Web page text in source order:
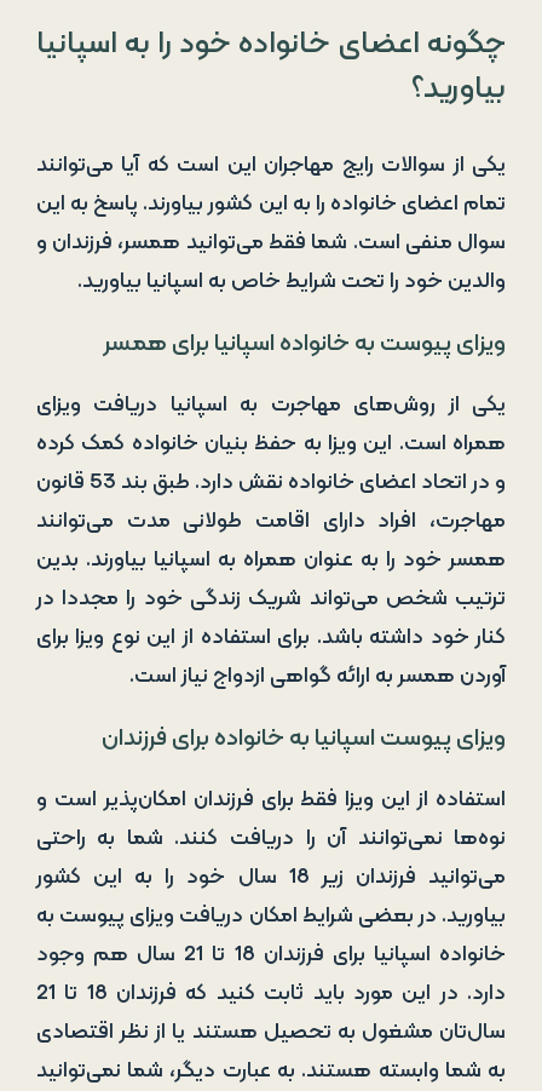
چگونه اعضای خانواده خود را به اسپانیا
بیاورید؟
یکی از سوالات رایج مهاجران این است که آیا می‌توانند
تمام اعضای خانواده را به این کشور بیاورند. پاسخ به این
سوال منفی است. شما فقط می‌توانید همسر، فرزندان و
والدین خود را تحت شرایط خاص به اسپانیا بیاورید.
ویزای پیوست به خانواده اسپانیا برای همسر
یکی از روش‌های مهاجرت به اسپانیا دریافت ویزای
همراه است. این ویزا به حفظ بنیان خانواده کمک کرده
و در اتحاد اعضای خانواده نقش دارد. طبق بند 53 قانون
مهاجرت، افراد دارای اقامت طولانی مدت می‌توانند
همسر خود را به عنوان همراه به اسپانیا بیاورند. بدین
ترتیب شخص می‌تواند شریک زندگی خود را مجددا در
کنار خود داشته باشد. برای استفاده از این نوع ویزا برای
آوردن همسر به ارائه گواهی ازدواج نیاز است.
ویزای پیوست اسپانیا به خانواده برای فرزندان
استفاده از این ویزا فقط برای فرزندان امکان‌پذیر است و
نوه‌ها نمی‌توانند آن را دریافت کنند. شما به راحتی
می‌توانید فرزندان زیر 18 سال خود را به این کشور
بیاورید. در بعضی شرایط امکان دریافت ویزای پیوست به
خانواده اسپانیا برای فرزندان 18 تا 21 سال هم وجود
دارد. در این مورد باید ثابت کنید که فرزندان 18 تا 21
سال‌تان مشغول به تحصیل هستند یا از نظر اقتصادی
به شما وابسته هستند. به عبارت دیگر، شما نمی‌توانید